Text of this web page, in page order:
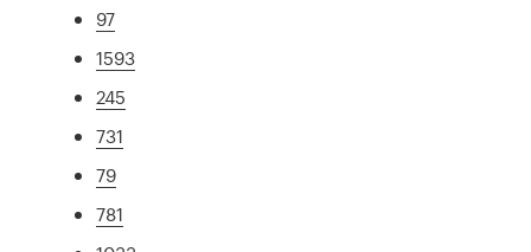
97
1593
245
731
79
781